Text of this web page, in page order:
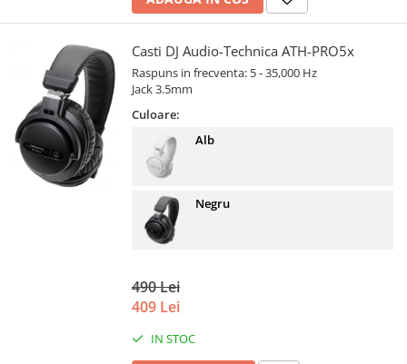
Casti DJ Audio-Technica ATH-PRO5x
Raspuns in frecventa: 5 - 35,000 Hz
Jack 3.5mm
Culoare:
Alb
Negru
490 Lei
409 Lei
IN STOC